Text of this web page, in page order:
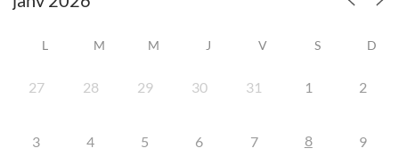
L M M J V S D
27 28 29 30 31 1 2
3 4 5 6 7 8 9